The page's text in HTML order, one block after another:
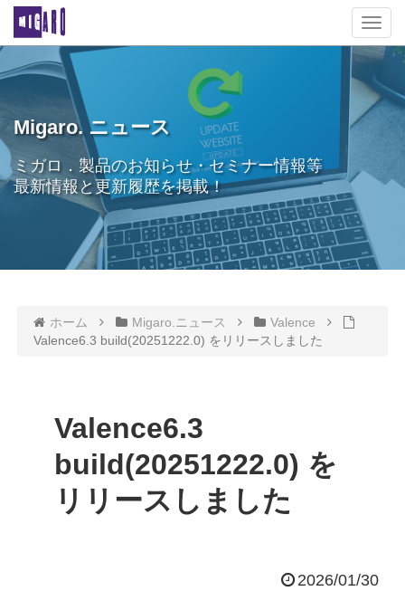
T
o
g
g
l
e
t
i
Migaro. ニュース
ミガロ．製品のお知らせ・セミナー情報等
最新情報と更新履歴を掲載！
ホーム Migaro.ニュース
Valence
Valence6.3 build(20251222.0) をリリースしました
Valence6.3
build(20251222.0) を
リリースしました
2026/01/30